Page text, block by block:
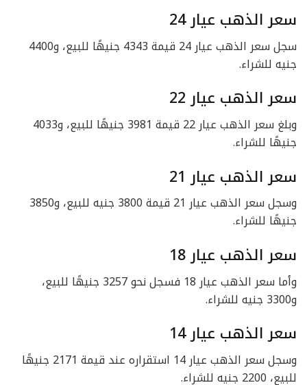
سعر الذهب عيار 24
سجل سعر الذهب عيار 24 قيمة 4343 جنيهًا للبيع، و4400
جنيه للشراء.
سعر الذهب عيار 22
وبلغ سعر الذهب عيار 22 قيمة 3981 جنيهًا للبيع، و4033
جنيهًا للشراء.
سعر الذهب عيار 21
وسجل سعر الذهب عيار 21 قيمة 3800 جنيه للبيع، و3850
جنيهًا للشراء.
سعر الذهب عيار 18
وأما سعر الذهب عيار 18 فسجل نحو 3257 جنيهًا للبيع،
و3300 جنيه للشراء.
سعر الذهب عيار 14
وسجل سعر الذهب عيار 14 استقراره عند قيمة 2171 جنيهًا
للبيع، 2200 جنيه للشراء.